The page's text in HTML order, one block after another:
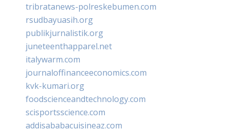
tribratanews-polreskebumen.com
rsudbayuasih.org
publikjurnalistik.org
juneteenthapparel.net
italywarm.com
journaloffinanceeconomics.com
kvk-kumari.org
foodscienceandtechnology.com
scisportsscience.com
addisababacuisineaz.com